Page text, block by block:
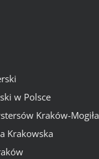
w Polsce
Kraków-Mogiła
Krakowska